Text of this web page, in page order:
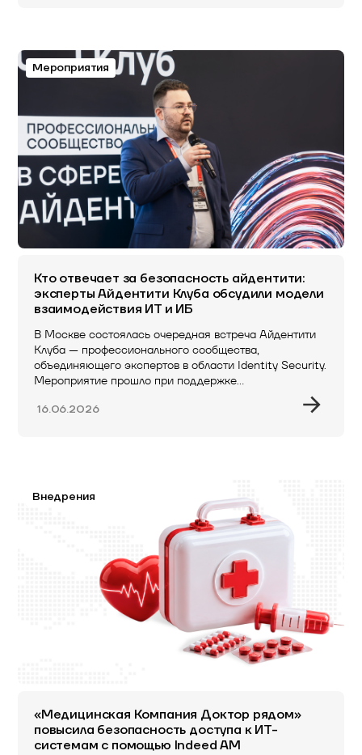
Мероприятия
Кто отвечает за безопасность айдентити:
эксперты Айдентити Клуба обсудили модели
взаимодействия ИТ и ИБ
В Москве состоялась очередная встреча Айдентити
Клуба — профессионального сообщества,
объединяющего экспертов в области Identity Security.
Мероприятие прошло при поддержке…
16.06.2026
Внедрения
«Медицинская Компания Доктор рядом»
повысила безопасность доступа к ИТ-
системам с помощью Indeed AM